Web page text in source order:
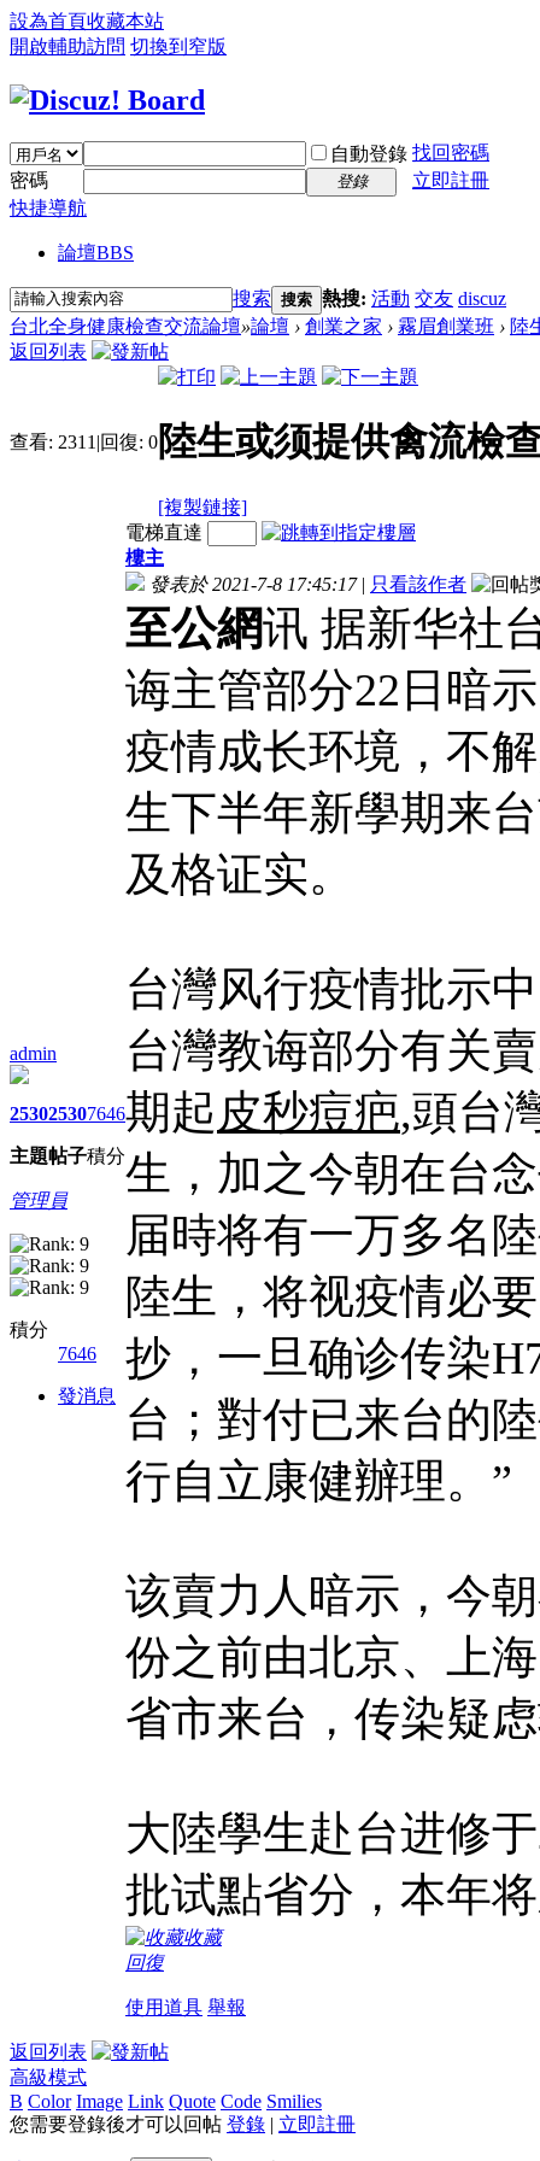
設為首頁收藏本站
開啟輔助訪問 切換到窄版
自動登錄 找回密碼
密碼
登錄
立即註冊
快捷導航
論壇BBS
搜索 搜索 熱搜: 活動 交友 discuz
台北全身健康檢查交流論壇»論壇 › 創業之家 › 霧眉創業班 › 陸
返回列表
查看: 2311 |回復: 0 陸生或须提供禽流檢
[複製鏈接]
admin
2530
主題
2530
帖子
7646
積分
管理員
積分
7646
發消息
電梯直達
樓主
發表於 2021-7-8 17:45:17 | 只看該作者
至公網讯 据新华社
诲主管部分22日暗
疫情成长环境，不
生下半年新學期来
及格证实。
台灣风行疫情批示
台灣教诲部分有关
期起 皮秒痘疤,頭台
生，加之今朝在台
届時将有一万多名
陸生，将视疫情必
抄，一旦确诊传染
台；對付已来台的
行自立康健辦理。”
该賣力人暗示，今
份之前由北京、上
省市来台，传染疑
大陸學生赴台进修
批试點省分，本年
收藏
回復
使用道具 舉報
返回列表
高級模式
B Color Image Link Quote Code Smilies
您需要登錄後才可以回帖 登錄 | 立即註冊